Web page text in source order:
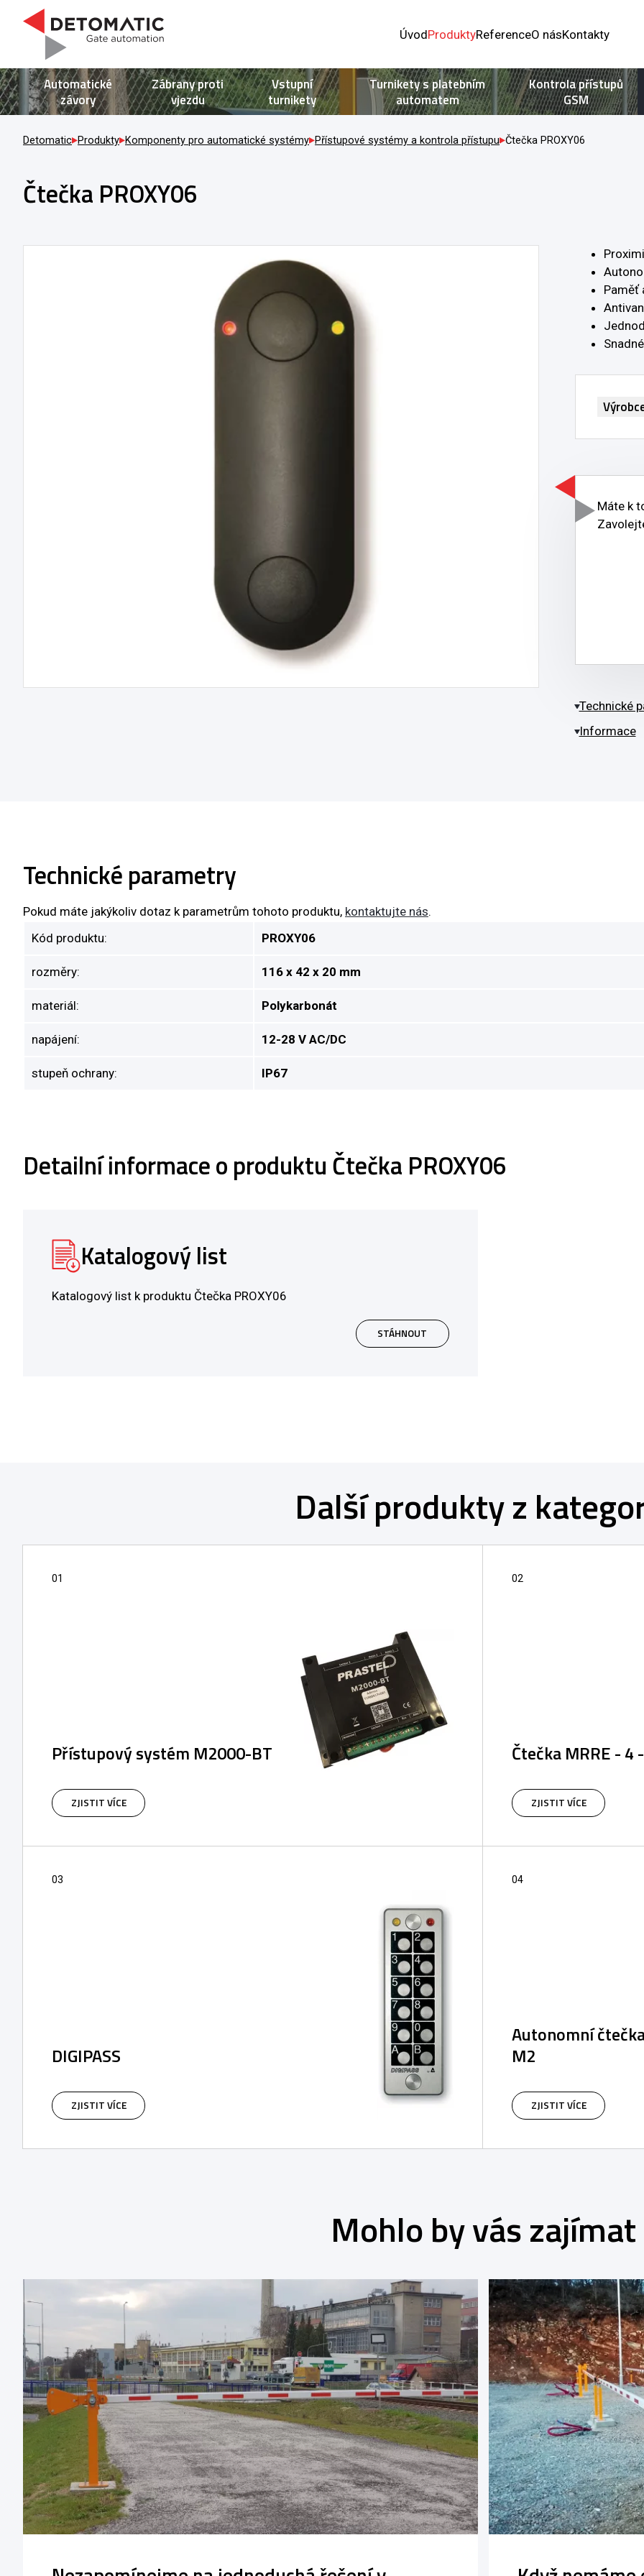
ÚvodProduktyReferenceO násKontakty
Automatické
závory
Zábrany proti
vjezdu
Vstupní
turnikety
Turnikety s platebním
automatem
Kontrola přístupů
GSM
Detomatic Produkty Komponenty pro automatické systémy Přístupové systémy a kontrola přístupu Čtečka PROXY06
Čtečka PROXY06
Paměť
Máte k
Technické
Informace
Technické parametry
Pokud máte jakýkoliv dotaz k parametrům tohoto produktu, kontaktujte nás.
Kód produktu:
PROXY06
rozměry: 116 x 42 x 20 mm
materiál: Polykarbonát
napájení: 12-28 V AC/DC
stupeň ochrany: IP67
Detailní informace o produktu Čtečka PROXY06
Katalogový list
Katalogový list k produktu Čtečka PROXY06
STÁHNOUT
Další produkty z
01
Přístupový systém M2000-BT
s integrovaným přijímačem dálkového ovládání
se 2 vstupy
ZJISTIT VÍCE
02
Čtečka MRRE - 4
MHz nebo 868 MHz pro
přístupu
ZJISTIT VÍCE
03
DIGIPASS
ZJISTIT VÍCE
04
Autonomní
M2
ZJISTIT VÍCE
Mohlo by vás zajímat